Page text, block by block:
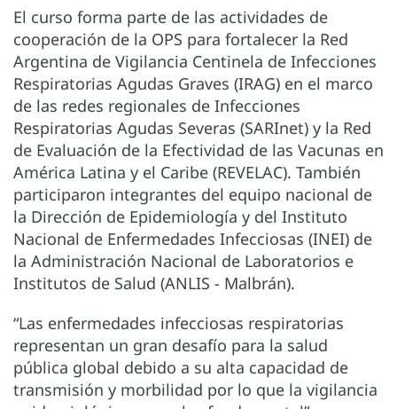
El curso forma parte de las actividades de
cooperación de la OPS para fortalecer la Red
Argentina de Vigilancia Centinela de Infecciones
Respiratorias Agudas Graves (IRAG) en el marco
de las redes regionales de Infecciones
Respiratorias Agudas Severas (SARInet) y la Red
de Evaluación de la Efectividad de las Vacunas en
América Latina y el Caribe (REVELAC). También
participaron integrantes del equipo nacional de
la Dirección de Epidemiología y del Instituto
Nacional de Enfermedades Infecciosas (INEI) de
la Administración Nacional de Laboratorios e
Institutos de Salud (ANLIS - Malbrán).
“Las enfermedades infecciosas respiratorias
representan un gran desafío para la salud
pública global debido a su alta capacidad de
transmisión y morbilidad por lo que la vigilancia